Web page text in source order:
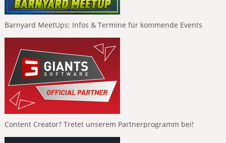
Barnyard MeetUps: Infos & Termine für kommende Events
Content Creator? Tretet unserem Partnerprogramm bei!